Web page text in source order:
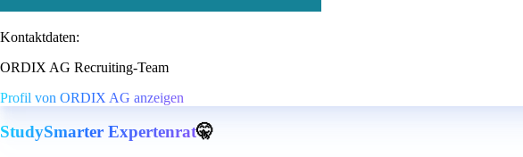
Kontaktdaten:
ORDIX AG Recruiting-Team
Profil von ORDIX AG anzeigen
StudySmarter Expertenrat🤫